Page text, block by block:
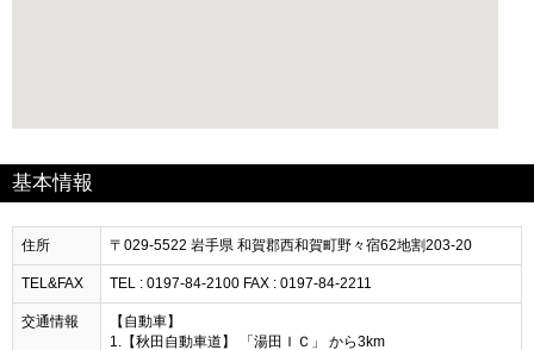
基本情報
住所 〒029-5522 岩手県 和賀郡西和賀町野々宿62地割203-20
TEL&FAX TEL : 0197-84-2100 FAX : 0197-84-2211
交通情報
【自動車】
1.【秋田自動車道】 「湯田ＩＣ」 から3km